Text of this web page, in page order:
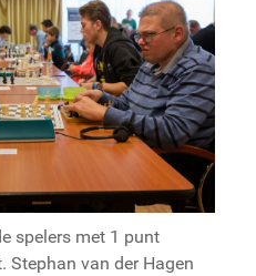
spelers met 1 punt
Stephan van der Hagen